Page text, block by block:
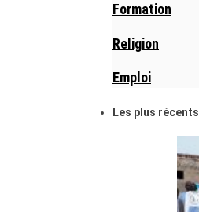
Formation
Religion
Emploi
Les plus récents